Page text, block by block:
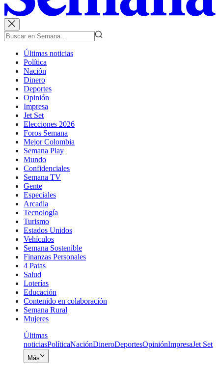
Últimas noticias
Política
Nación
Dinero
Deportes
Opinión
Impresa
Jet Set
Elecciones 2026
Foros Semana
Mejor Colombia
Semana Play
Mundo
Confidenciales
Semana TV
Gente
Especiales
Arcadia
Tecnología
Turismo
Estados Unidos
Vehículos
Semana Sostenible
Finanzas Personales
4 Patas
Salud
Loterías
Educación
Contenido en colaboración
Semana Rural
Mujeres
Últimas
noticiasPolíticaNaciónDineroDeportesOpiniónImpresaJet Set
Más